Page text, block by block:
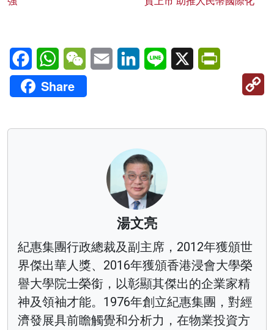
FacebookWhatsAppWeChatEmail LinkedInLine X
Share
湯文亮
紀惠集團行政總裁及副主席，2012年獲頒世
界傑出華人獎、2016年獲頒香港浸會大學榮
譽大學院士榮銜，以彰顯其傑出的企業家精
神及領袖才能。1976年創立紀惠集團，對經
濟發展具前瞻觸覺和分析力，在物業投資方